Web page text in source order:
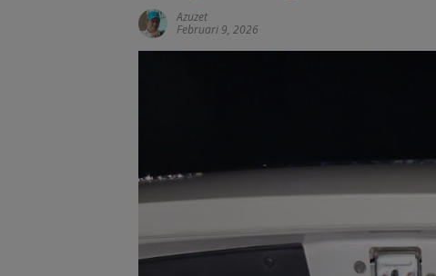
Azuzet
Februari 9, 2026